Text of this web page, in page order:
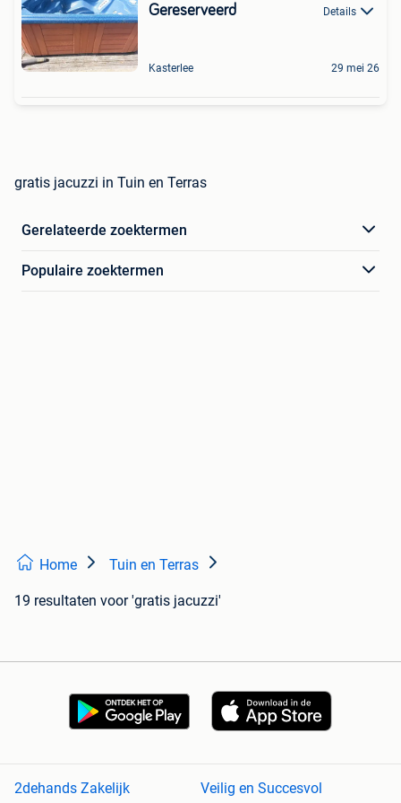
Gereserveerd Details
Kasterlee 29 mei 26
gratis jacuzzi in Tuin en Terras
Gerelateerde zoektermen
Populaire zoektermen
Home Tuin en Terras
19 resultaten voor 'gratis jacuzzi'
2dehands Zakelijk Veilig en Succesvol